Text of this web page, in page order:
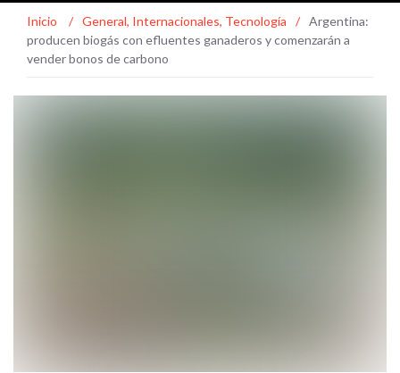
Inicio / General, Internacionales, Tecnología / Argentina:
producen biogás con efluentes ganaderos y comenzarán a
vender bonos de carbono